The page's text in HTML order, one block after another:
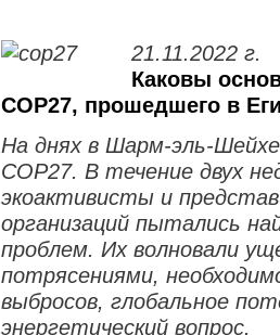
21.11.2022 г.
Каковы
COP27, прошедшего в
На днях в Шарм-эль-
COP27. В течение двух
экоактивисты и
организаций пытались
проблем. Их волновали
потрясениями,
выбросов, глобальное
энергетический вопрос.